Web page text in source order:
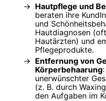
Hautpflege und
beraten ihre
und
Hautdiagnosen
Hautärzten) und
Pflegeprodukte.
Entfernung von
Körperbehaarung
unerwünschter
(z. B. durch
den Aufgaben im